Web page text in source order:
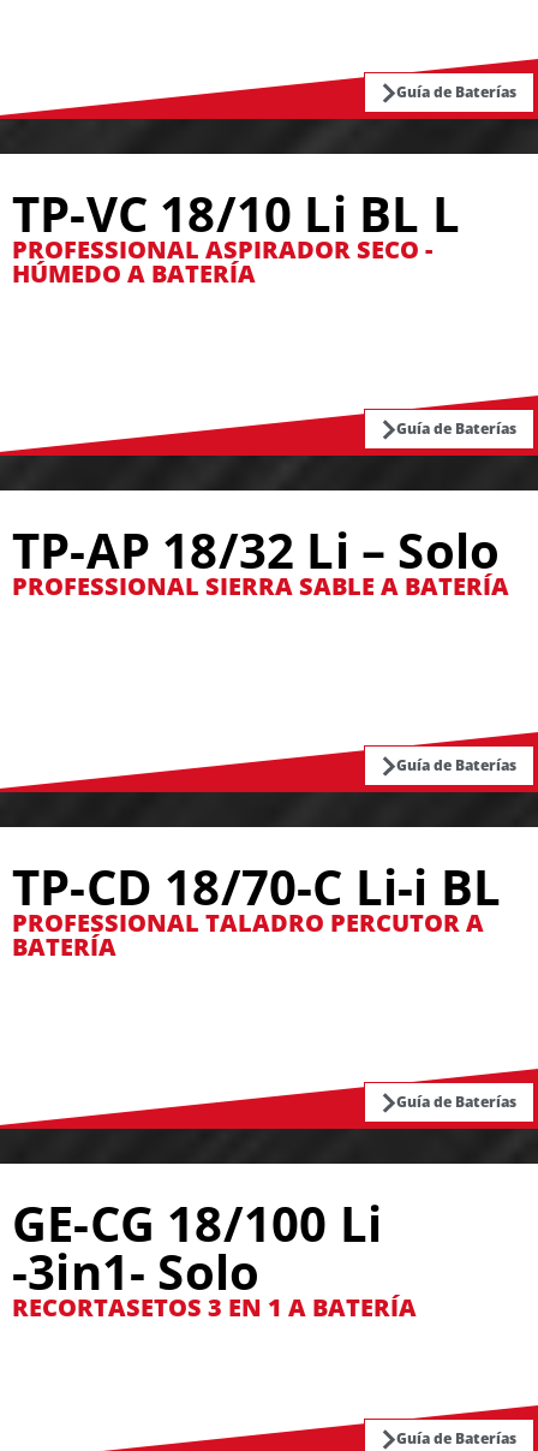
Guía de Baterías
TP-VC 18/10 Li BL L
PROFESSIONAL ASPIRADOR SECO -
HÚMEDO A BATERÍA
Guía de Baterías
TP-AP 18/32 Li – Solo
PROFESSIONAL SIERRA SABLE A BATERÍA
Guía de Baterías
TP-CD 18/70-C Li-i BL
PROFESSIONAL TALADRO PERCUTOR A
BATERÍA
Guía de Baterías
GE-CG 18/100 Li
-3in1- Solo
RECORTASETOS 3 EN 1 A BATERÍA
Guía de Baterías